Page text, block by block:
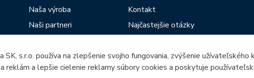
Naša výroba
Naši partneri
Správy
Na stiahnutie
Kontakt
Najčastejšie otázky
Predajne Českej mincovne
Poradca
s.r.o. používa na zlepšenie svojho fungovania, zvýšenie užívateľského
reklám a lepšie cielenie reklamy súbory cookies a poskytuje